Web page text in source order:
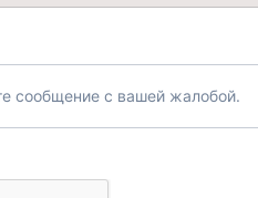
сообщение с вашей жалобой.